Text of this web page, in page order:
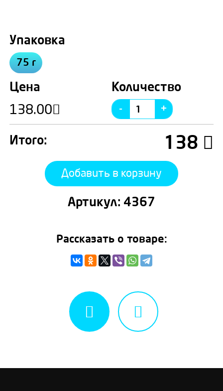
Упаковка
75 г
Цена
138.00
Количество
Итого: 138
Добавить в корзину
Артикул: 4367
Рассказать о товаре: